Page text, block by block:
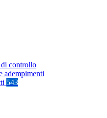
controllo
adempimenti
543